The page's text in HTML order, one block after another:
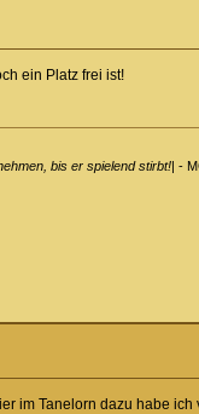
ein Platz frei ist!
bis er spielend stirbt!| -
im Tanelorn dazu habe